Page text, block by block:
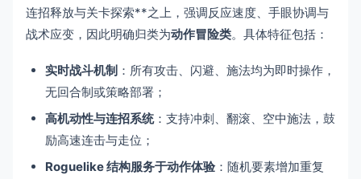
连招释放与关卡探索**之上，强调反应速度、手眼协调与
战术应变，因此明确归类为动作冒险类。具体特征包括：
实时战斗机制 ：所有攻击、闪避、施法均为即时操作，
无回合制或策略部署；
高机动性与连招系统：支持冲刺、翻滚、空中施法，鼓
励高速连击与走位；
Roguelike 结构服务于动作体验：随机要素增加重复